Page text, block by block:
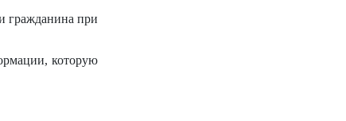
гражданина при
которую